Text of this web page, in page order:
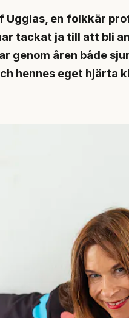
Ugglas, en folkkär
tackat ja till att bli
genom åren både
hennes eget hjärta